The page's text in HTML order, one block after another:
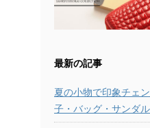
最新の記事
夏の小物で印象チェ
子・バッグ・サンダ